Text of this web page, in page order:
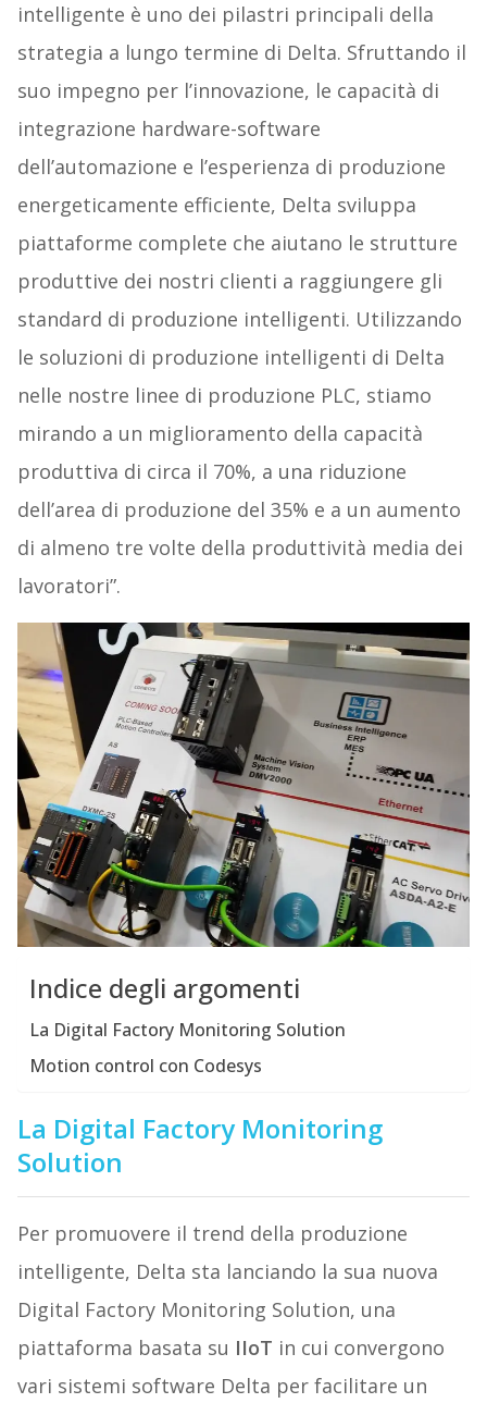
intelligente è uno dei pilastri principali della
strategia a lungo termine di Delta. Sfruttando il
suo impegno per l’innovazione, le capacità di
integrazione hardware-software
dell’automazione e l’esperienza di produzione
energeticamente efficiente, Delta sviluppa
piattaforme complete che aiutano le strutture
produttive dei nostri clienti a raggiungere gli
standard di produzione intelligenti. Utilizzando
le soluzioni di produzione intelligenti di Delta
nelle nostre linee di produzione PLC, stiamo
mirando a un miglioramento della capacità
produttiva di circa il 70%, a una riduzione
dell’area di produzione del 35% e a un aumento
di almeno tre volte della produttività media dei
lavoratori”.
Indice degli argomenti
La Digital Factory Monitoring Solution
Motion control con Codesys
La Digital Factory Monitoring
Solution
Per promuovere il trend della produzione
intelligente, Delta sta lanciando la sua nuova
Digital Factory Monitoring Solution, una
piattaforma basata su IIoT in cui convergono
vari sistemi software Delta per facilitare un